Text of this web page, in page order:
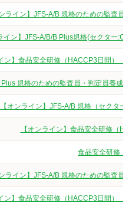
ンライン】JFS-A/B 規格のための監査
イン】JFS-A/B/B Plus規格(セクター
ン】食品安全研修（HACCP3日間）
Plus 規格のための監査員・判定員養
【オンライン】JFS-A/B 規格（セクタ
【オンライン】食品安全研修（
食品安全研修（
ンライン】JFS-A/B 規格のための監査
ン】食品安全研修（HACCP3日間）